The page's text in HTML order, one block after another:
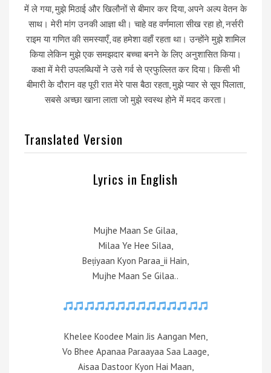
में ले गया, मुझे मिठाई और खिलौनों से बीमार कर दिया, अपने अल्प वेतन के
साथ। मेरी मांग उनकी आज्ञा थी। चाहे वह वर्णमाला सीख रहा हो, नर्सरी
राइम या गणित की समस्याएँ, वह हमेशा वहाँ रहता था। उन्होंने मुझे शामिल
किया लेकिन मुझे एक समझदार बच्चा बनने के लिए अनुशासित किया।
कक्षा में मेरी उपलब्धियों ने उसे गर्व से प्रफुल्लित कर दिया। किसी भी
बीमारी के दौरान वह पूरी रात मेरे पास बैठा रहता, मुझे प्यार से सूप पिलाता,
सबसे अच्छा खाना लाता जो मुझे स्वस्थ होने में मदद करता।
Translated Version
Lyrics in English
Mujhe Maan Se Gilaa,
Milaa Ye Hee Silaa,
Beṭiyaan Kyon Paraa_ii Hain,
Mujhe Maan Se Gilaa..
Khelee Koodee Main Jis Aangan Men,
Vo Bhee Apanaa Paraayaa Saa Laage,
Aisaa Dastoor Kyon Hai Maan,